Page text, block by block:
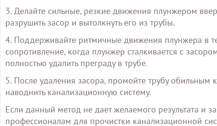
3. Делайте сильные, резкие движения плунжером
разрушить засор и вытолкнуть его из трубы.
4. Поддерживайте ритмичные движения плунжера в
сопротивление, когда плунжер сталкивается с
полностью удалить преграду в трубе.
5. После удаления засора, промойте трубу обильным
наводнить канализационную систему.
Если данный метод не дает желаемого результата и
профессионалам для прочистки канализационной